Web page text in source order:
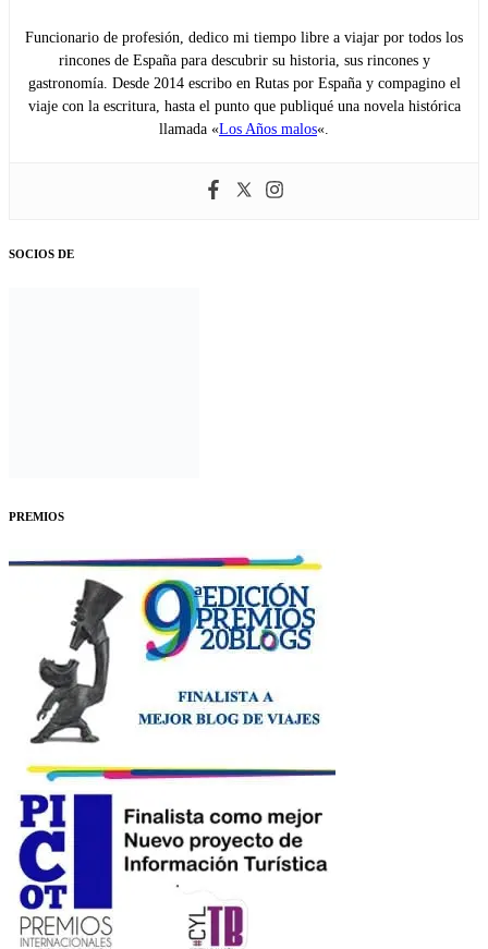
Funcionario de profesión, dedico mi tiempo libre a viajar por todos los
rincones de España para descubrir su historia, sus rincones y
gastronomía. Desde 2014 escribo en Rutas por España y compagino el
viaje con la escritura, hasta el punto que publiqué una novela histórica
llamada «Los Años malos«.
SOCIOS DE
PREMIOS